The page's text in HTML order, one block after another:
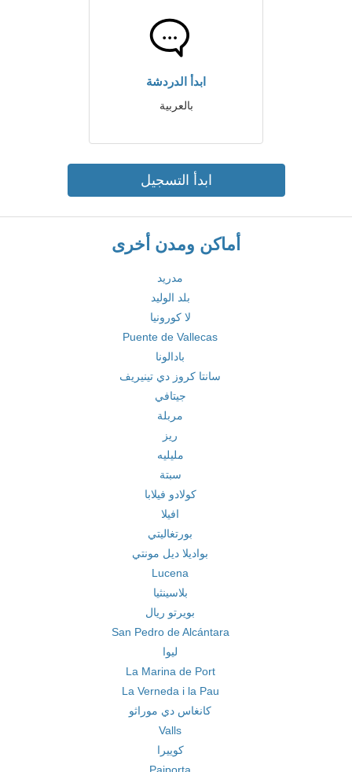
ابدأ الدردشة
بالعربية
ابدأ التسجيل
أماكن ومدن أخرى
مدريد
بلد الوليد
لا كورونيا
Puente de Vallecas
بادالونا
سانتا كروز دي تينيريف
جيتافي
مربلة
ريز
مليليه
سبتة
كولادو فيلابا
افيلا
بورتغاليتي
بواديلا ديل مونتي
Lucena
بلاسينثيا
بويرتو ريال
San Pedro de Alcántara
ليوا
La Marina de Port
La Verneda i la Pau
كانغاس دي موراثو
Valls
كوييرا